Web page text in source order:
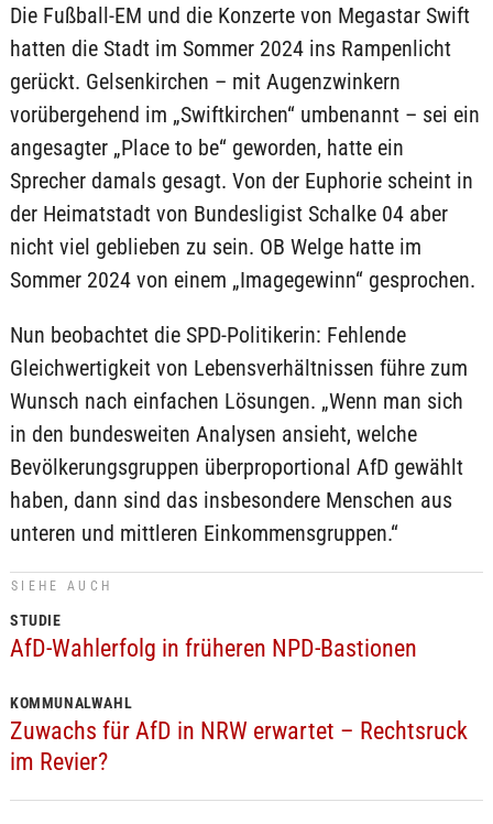
Die Fußball-EM und die Konzerte von Megastar Swift
hatten die Stadt im Sommer 2024 ins Rampenlicht
gerückt. Gelsenkirchen – mit Augenzwinkern
vorübergehend im „Swiftkirchen“ umbenannt – sei ein
angesagter „Place to be“ geworden, hatte ein
Sprecher damals gesagt. Von der Euphorie scheint in
der Heimatstadt von Bundesligist Schalke 04 aber
nicht viel geblieben zu sein. OB Welge hatte im
Sommer 2024 von einem „Imagegewinn“ gesprochen.
Nun beobachtet die SPD-Politikerin: Fehlende
Gleichwertigkeit von Lebensverhältnissen führe zum
Wunsch nach einfachen Lösungen. „Wenn man sich
in den bundesweiten Analysen ansieht, welche
Bevölkerungsgruppen überproportional AfD gewählt
haben, dann sind das insbesondere Menschen aus
unteren und mittleren Einkommensgruppen.“
SIEHE AUCH
STUDIE
AfD-Wahlerfolg in früheren NPD-Bastionen
KOMMUNALWAHL
Zuwachs für AfD in NRW erwartet – Rechtsruck
im Revier?